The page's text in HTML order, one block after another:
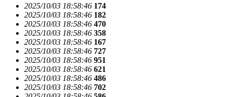
2025/10/03 18:58:46 174
2025/10/03 18:58:46 182
2025/10/03 18:58:46 470
2025/10/03 18:58:46 358
2025/10/03 18:58:46 167
2025/10/03 18:58:46 727
2025/10/03 18:58:46 951
2025/10/03 18:58:46 621
2025/10/03 18:58:46 486
2025/10/03 18:58:46 702